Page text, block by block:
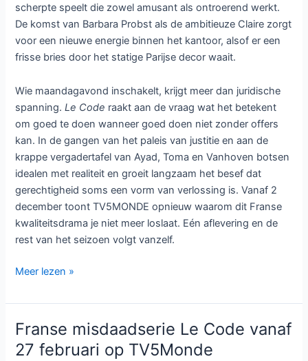
scherpte speelt die zowel amusant als ontroerend werkt.
De komst van Barbara Probst als de ambitieuze Claire zorgt
voor een nieuwe energie binnen het kantoor, alsof er een
frisse bries door het statige Parijse decor waait.
Wie maandagavond inschakelt, krijgt meer dan juridische
spanning.Le Code raakt aan de vraag wat het betekent
om goed te doen wanneer goed doen niet zonder offers
kan. In de gangen van het paleis van justitie en aan de
krappe vergadertafel van Ayad, Toma en Vanhoven botsen
idealen met realiteit en groeit langzaam het besef dat
gerechtigheid soms een vorm van verlossing is. Vanaf 2
december toont TV5MONDE opnieuw waarom dit Franse
kwaliteitsdrama je niet meer loslaat. Eén aflevering en de
rest van het seizoen volgt vanzelf.
Le
seizoen
2
verdiept
de
Meer lezen »
Franse misdaadserie Le Code vanaf
27 februari op TV5Monde